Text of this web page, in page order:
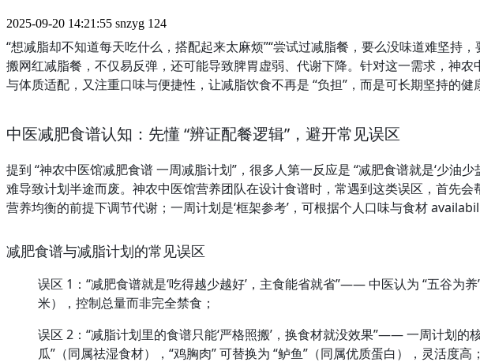
2025-09-20 14:21:55 snzyg 124
“想减脂却不知道每天吃什么，搭配起来太麻烦”“尝试过减脂餐，要么没味道难坚
搬网红减脂餐，不仅易反弹，还可能导致脾胃虚弱、代谢下降。针对这一需求，神
与体质适配，又注重口味与便捷性，让减脂饮食不再是 “负担”，而是可长期坚持的健
中医减肥食谱认知：先懂 “辨证配餐逻辑”，避开常见误区
提到 “神农中医馆减肥食谱 一周减脂计划”，很多人第一反应是 “减肥食谱就是‘少油
难导致计划半途而废。神农中医馆营养团队在设计食谱时，常遇到这类误区，首先
营养均衡的前提下调节代谢；一周计划是‘框架参考’，可根据个人口味与食材
减肥食谱与减脂计划的常见误区
误区 1：“减肥食谱就是‘吃得越少越好’，主食能省就省”—— 中医认为 “五谷
米），控制总量而非完全禁食；
误区 2：“减脂计划里的食谱只能‘严格照搬’，换食材就没效果”—— 一周计划的
瓜”（同属祛湿食材），“鸡胸肉” 可替换为 “鲈鱼”（同属优质蛋白），灵活度高；